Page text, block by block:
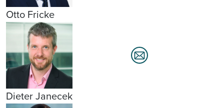
Otto Fricke
Dieter Janecek